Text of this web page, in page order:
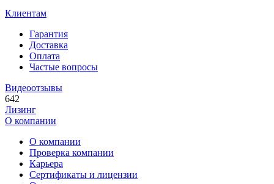
Клиентам
Гарантия
Доставка
Оплата
Частые вопросы
Видеоотзывы
642
Лизинг
О компании
О компании
Проверка компании
Карьера
Сертификаты и лицензии